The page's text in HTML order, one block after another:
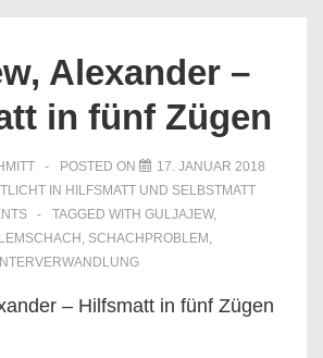
Alexander –
in fünf Zügen
POSTED ON
17. JANUAR 2018
IN HILFSMATT UND SELBSTMATT
TAGGED WITH GULJAJEW,
, SCHACHPROBLEM ,
– Hilfsmatt in fünf Zügen